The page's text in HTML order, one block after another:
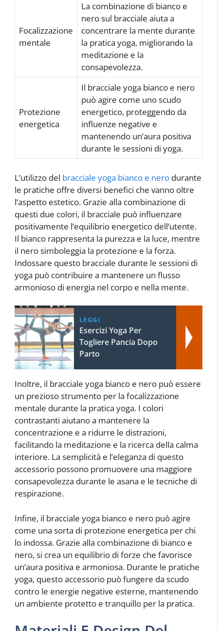
Focalizzazione
mentale
La combinazione di bianco e
nero sul bracciale aiuta a
concentrare la mente durante
la pratica yoga, migliorando la
meditazione e la
consapevolezza.
Protezione
energetica
Il bracciale yoga bianco e nero
può agire come uno scudo
energetico, proteggendo da
influenze negative e
mantenendo un’aura positiva
durante le sessioni di yoga.
L’utilizzo del bracciale yoga bianco e nero durante
le pratiche offre diversi benefici che vanno oltre
l’aspetto estetico. Grazie alla combinazione di
questi due colori, il bracciale può influenzare
positivamente l’equilibrio energetico dell’utente.
Il bianco rappresenta la purezza e la luce, mentre
il nero simboleggia la protezione e la forza.
Indossare questo bracciale durante le sessioni di
yoga può contribuire a mantenere un flusso
armonioso di energia nel corpo e nella mente.
LEGGI
Esercizi Yoga Per
Togliere Pancia Dopo
Parto
Inoltre, il bracciale yoga bianco e nero può essere
un prezioso strumento per la focalizzazione
mentale durante la pratica yoga. I colori
contrastanti aiutano a mantenere la
concentrazione e a ridurre le distrazioni,
facilitando la meditazione e la ricerca della calma
interiore. La semplicità e l’eleganza di questo
accessorio possono promuovere una maggiore
consapevolezza durante le asana e le tecniche di
respirazione.
Infine, il bracciale yoga bianco e nero può agire
come una sorta di protezione energetica per chi
lo indossa. Grazie alla combinazione di bianco e
nero, si crea un equilibrio di forze che favorisce
un’aura positiva e armoniosa. Durante le pratiche
yoga, questo accessorio può fungere da scudo
contro le energie negative esterne, mantenendo
un ambiente protetto e tranquillo per la pratica.